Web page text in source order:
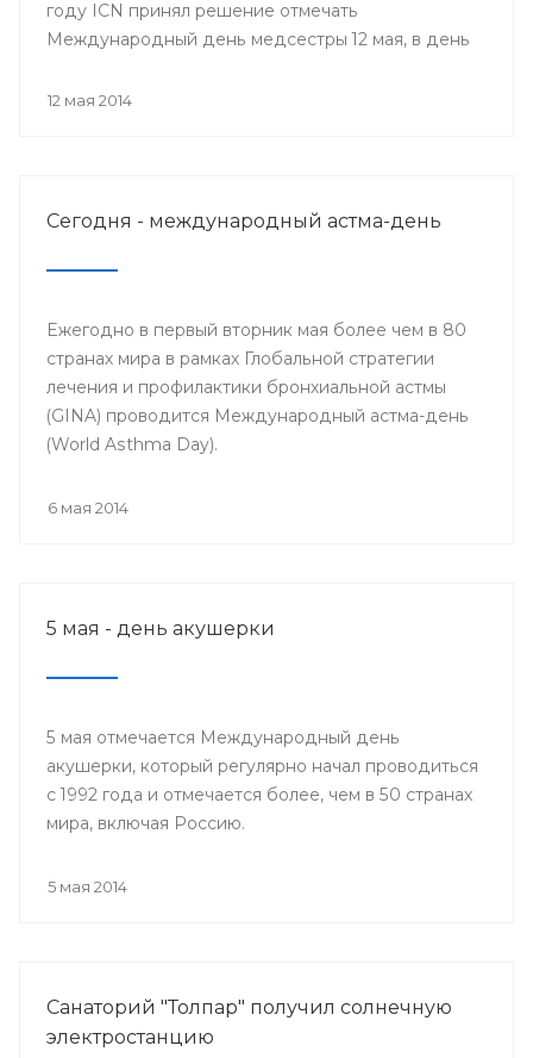
году ICN принял решение отмечать
Международный день медсестры 12 мая, в день
основательниц службы сестёр милосердия
12 мая 2014
Сегодня - международный астма-день
Ежегодно в первый вторник мая более чем в 80
странах мира в рамках Глобальной стратегии
лечения и профилактики бронхиальной астмы
(GINA) проводится Международный астма-день
(World Asthma Day).
6 мая 2014
5 мая - день акушерки
5 мая отмечается Международный день
акушерки, который регулярно начал проводиться
с 1992 года и отмечается более, чем в 50 странах
мира, включая Россию.
5 мая 2014
Санаторий "Толпар" получил солнечную
электростанцию